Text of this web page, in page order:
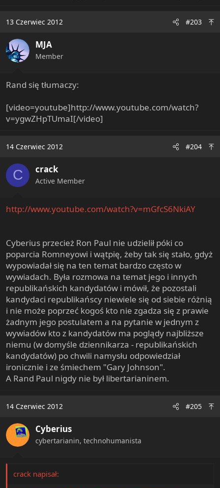
13 Czerwiec 2012 #203
MJA
Member
Rand się tłumaczy:
[video=youtube]http://www.youtube.com/watch?
v=ygwZHpTUmaI[/video]
14 Czerwiec 2012 #204
C crack
Active Member
http://www.youtube.com/watch?v=mGfcS6NkiAY
Cyberius przecież Ron Paul nie udzielił póki co
poparcia Romneyowi i wątpię, żeby tak się stało, gdyż
wypowiadał się na ten temat bardzo często w
wywiadach. Była rozmowa na temat jego i innych
republikańskich kandydatów i mówił, że pozostali
kandydaci republikańscy niewiele się od siebie różnią
i nie może poprzeć kogoś kto nie zgadza się z prawie
żadnym jego postulatem a na pytanie w jednym z
wywiadów kto z kandydatów ma poglądy najbliższe
niemu (w domyśle dziennikarza - republikańskich
kandydatów) po chwili namysłu odpowiedział
ironicznie i ze śmiechem "Gary Johnson".
A Rand Paul nigdy nie był libertarianinem.
14 Czerwiec 2012 #205
Cyberius
cybertarianin, technohumanista
crack napisał: